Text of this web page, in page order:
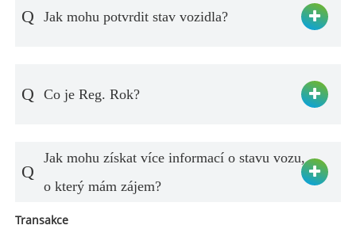
Q Jak mohu potvrdit stav vozidla?
Q Co je Reg. Rok?
Q
Jak mohu získat více informací o stavu vozu,
o který mám zájem?
Transakce